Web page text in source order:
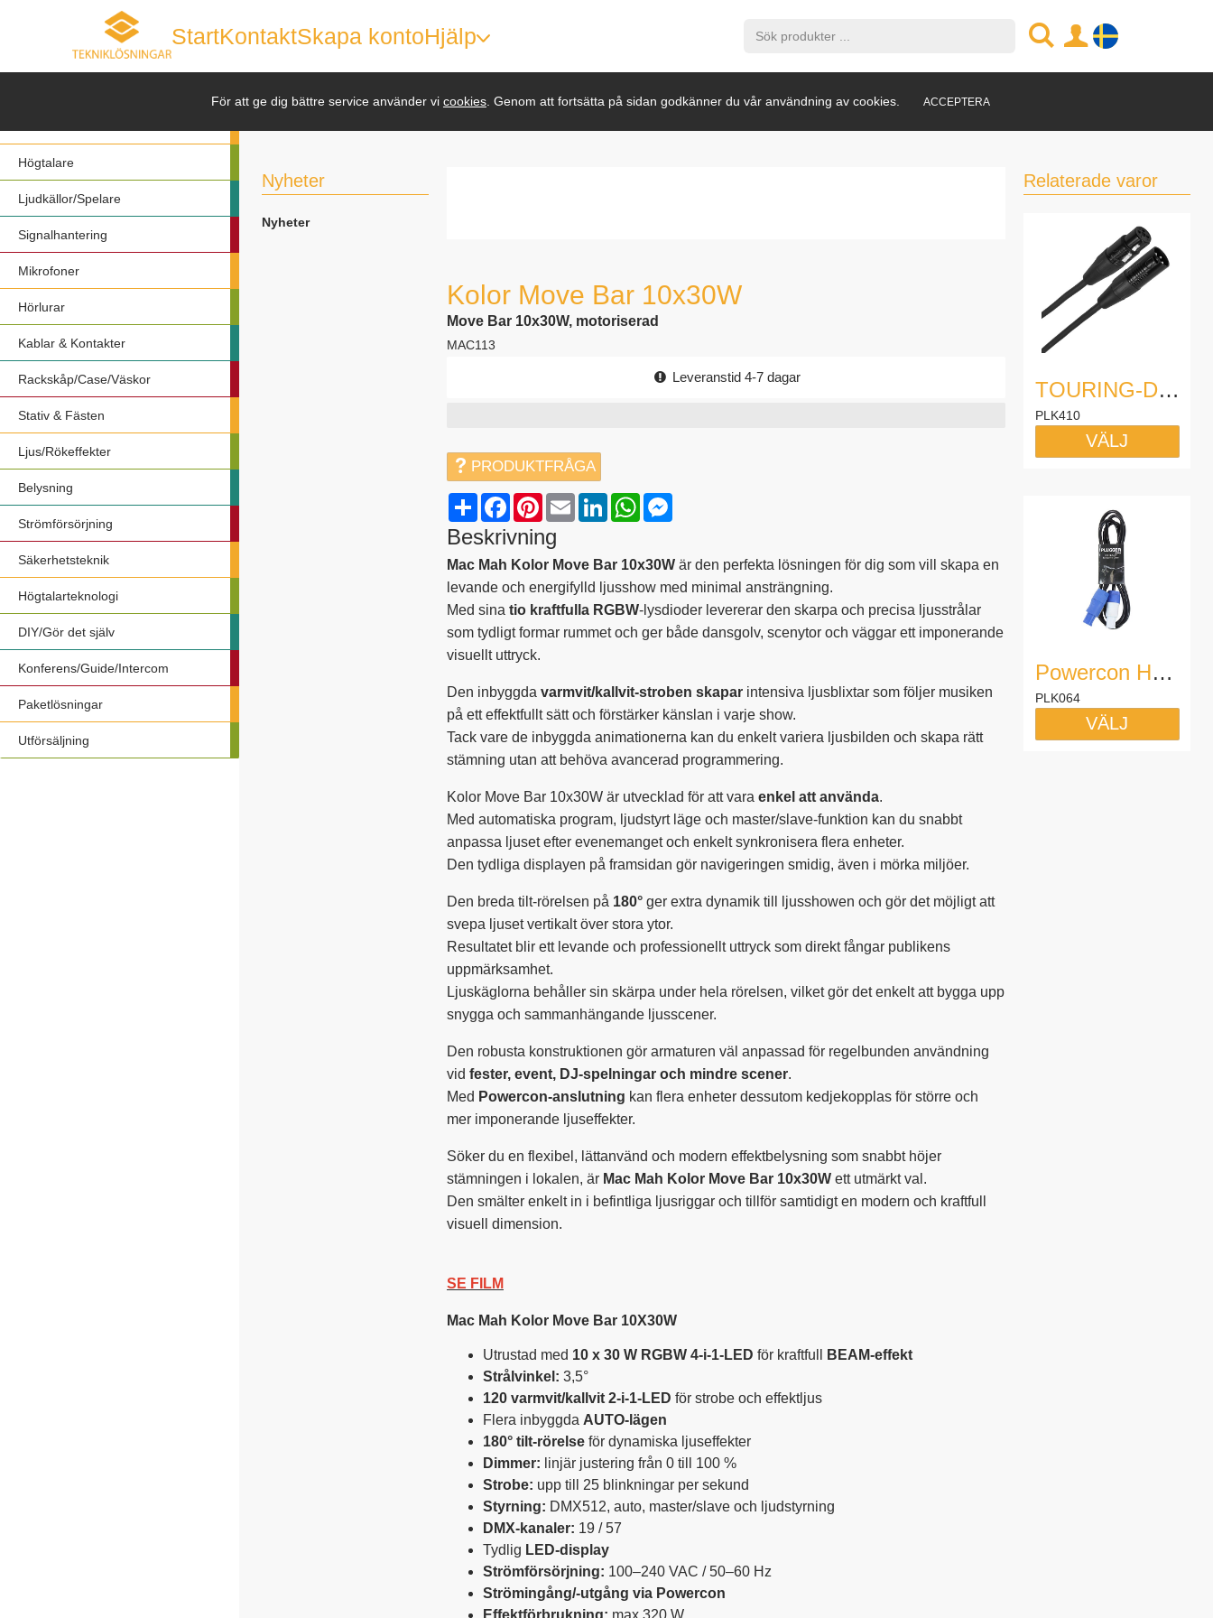
För att ge dig bättre service använder vi cookies. Genom att fortsätta på sidan godkänner du vår användning av cookies. ACCEPTERA
Högtalare
Ljudkällor/Spelare
Signalhantering
Mikrofoner
Hörlurar
Kablar & Kontakter
Rackskåp/Case/Väskor
Stativ & Fästen
Ljus/Rökeffekter
Belysning
Strömförsörjning
Säkerhetsteknik
Högtalarteknologi
DIY/Gör det själv
Konferens/Guide/Intercom
Paketlösningar
Utförsäljning
Nyheter
Nyheter
Kolor Move Bar 10x30W
Move Bar 10x30W, motoriserad
MAC113
Leveranstid 4-7 dagar
PRODUKTFRÅGA
Share FacebookPinterestEmail LinkedInWhatsApp
Beskrivning
Mac Mah Kolor Move Bar 10x30W är den perfekta lösningen för dig som vill skapa en
levande och energifylld ljusshow med minimal ansträngning.
Med sina tio kraftfulla RGBW-lysdioder levererar den skarpa och precisa ljusstrålar
som tydligt formar rummet och ger både dansgolv, scenytor och väggar ett imponerande
visuellt uttryck.
Den inbyggda varmvit/kallvit-stroben skapar intensiva ljusblixtar som följer musiken
på ett effektfullt sätt och förstärker känslan i varje show.
Tack vare de inbyggda animationerna kan du enkelt variera ljusbilden och skapa rätt
stämning utan att behöva avancerad programmering.
Kolor Move Bar 10x30W är utvecklad för att vara enkel att använda.
Med automatiska program, ljudstyrt läge och master/slave-funktion kan du snabbt
anpassa ljuset efter evenemanget och enkelt synkronisera flera enheter.
Den tydliga displayen på framsidan gör navigeringen smidig, även i mörka miljöer.
Den breda tilt-rörelsen på 180° ger extra dynamik till ljusshowen och gör det möjligt att
svepa ljuset vertikalt över stora ytor.
Resultatet blir ett levande och professionellt uttryck som direkt fångar publikens
uppmärksamhet.
Ljuskäglorna behåller sin skärpa under hela rörelsen, vilket gör det enkelt att bygga upp
snygga och sammanhängande ljusscener.
Den robusta konstruktionen gör armaturen väl anpassad för regelbunden användning
vid fester, event, DJ-spelningar och mindre scener.
Med Powercon-anslutning kan flera enheter dessutom kedjekopplas för större och
mer imponerande ljuseffekter.
Söker du en flexibel, lättanvänd och modern effektbelysning som snabbt höjer
stämningen i lokalen, är Mac Mah Kolor Move Bar 10x30W ett utmärkt val.
Den smälter enkelt in i befintliga ljusriggar och tillför samtidigt en modern och kraftfull
visuell dimension.
SE FILM
Mac Mah Kolor Move Bar 10X30W
Utrustad med 10 x 30 W RGBW 4-i-1-LED för kraftfull
BEAM-effekt
Strålvinkel: 3,5°
120 varmvit/kallvit 2-i-1-LED för strobe och effektljus
Flera inbyggda AUTO-lägen
180° tilt-rörelse för dynamiska ljuseffekter
Dimmer: linjär justering från 0 till 100 %
Strobe: upp till 25 blinkningar per sekund
Styrning: DMX512, auto, master/slave och ljudstyrning
DMX-kanaler: 19 / 57
Tydlig LED-display
Strömförsörjning: 100–240 VAC / 50–60 Hz
Strömingång/-utgång via Powercon
Effektförbrukning: max 320 W
Relaterade varor
TOURING-DMX3/1
PLK410
VÄLJ
Powercon Hane - Hane, 1.8m
PLK064
VÄLJ
StartKontaktSkapa kontoHjälp